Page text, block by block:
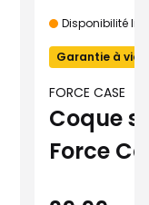
Disponibilité
Garantie à vie
FORCE CASE
Coque
Force